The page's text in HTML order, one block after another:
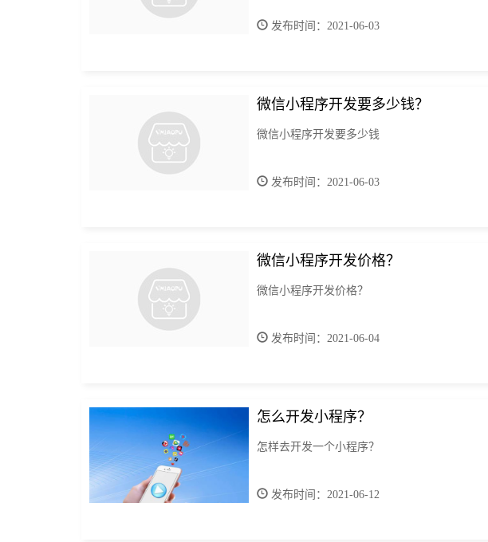
发布时间：2021-06-03
微信小程序开发要多少钱？
微信小程序开发要多少钱
发布时间：2021-06-03
微信小程序开发价格？
微信小程序开发价格？
发布时间：2021-06-04
怎么开发小程序？
怎样去开发一个小程序？
发布时间：2021-06-12